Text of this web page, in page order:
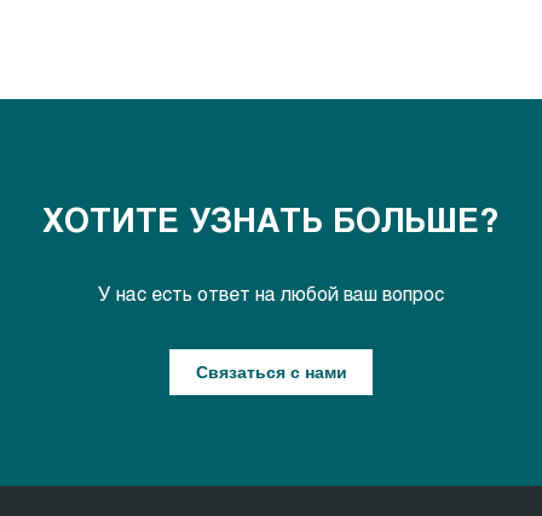
ХОТИТЕ УЗНАТЬ БОЛЬШЕ?
У нас есть ответ на любой ваш вопрос
Связаться с нами